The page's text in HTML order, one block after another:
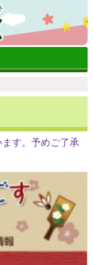
す。予めご了承